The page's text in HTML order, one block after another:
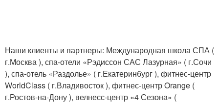
Наши клиенты и партнеры: Международная школа СПА (
г.Москва ), спа-отели «Рэдиссон САС Лазурная» ( г.Сочи
), спа-отель «Раздолье» ( г.Екатеринбург ), фитнес-центр
WorldClass ( г.Владивосток ), фитнес-центр Orange (
г.Ростов-на-Дону ), велнесс-центр «4 Сезона» (